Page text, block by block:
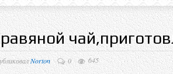
Norton 0 645